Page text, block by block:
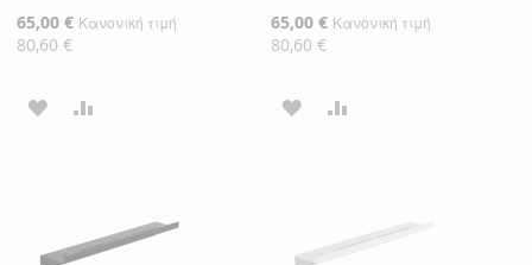
Ειδική
Τιμή
65,00 € Κανονική τιμή
80,60 €
ΠΡΟΣΘΉΚΗ
ΕΠΙΘΥΜΙΏΝ
Ειδική
Τιμή
65,00 € Κανονική τιμή
80,60 €
ΠΡΟΣΘΉΚΗ
ΕΠΙΘΥΜΙΏΝ